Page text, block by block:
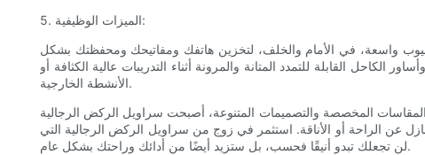
5. الميزات الوظيفية:
جيوب واسعة، في الأمام والخلف، لتخزين هاتفك ومفاتيحك ومحفظتك بشكل
القابلة للتمدد المتانة والمرونة أثناء التدريبات عالية الكثافة أو
الأنشطة الخارجية.
المقاسات المخصصة والتصميمات المتنوعة، أصبحت سراويل الركض الرجالية
عن الراحة أو الأناقة. استثمر في زوج من سراويل الركض الرجالية التي
لن تجعلك تبدو أنيقًا فحسب، بل ستزيد أيضًا من أدائك وراحتك بشكل عام.